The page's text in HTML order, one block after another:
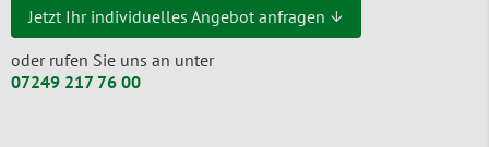
Jetzt Ihr individuelles Angebot anfragen ↓
oder rufen Sie uns an unter
07249 217 76 00